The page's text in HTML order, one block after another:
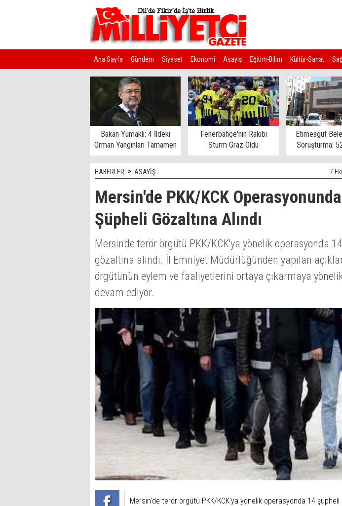
Ana Sayfa Gündem Siyaset Ekonomi Asayiş Eğitim-Bilim Kültür-Sanat
Kim Kimdir?
Bakan Yumaklı: 4 İldeki
Orman Yangınları Tamamen
Kontrol Altında
Fenerbahçe'nin Rakibi
Sturm Graz Oldu
Etimesgut
Soruşturma:
Gözaltına
HABERLER > ASAYİŞ 7
Mersin'de PKK/KCK
Şüpheli Gözaltına Alındı
Mersin'de terör örgütü PKK/KCK'ya yönelik operasyonda
gözaltına alındı. İl Emniyet Müdürlüğünden yapılan
örgütünün eylem ve faaliyetlerini ortaya çıkarmaya
devam ediyor.
Mersin'de terör örgütü PKK/KCK'ya yönelik operasyonda 14 şüpheli